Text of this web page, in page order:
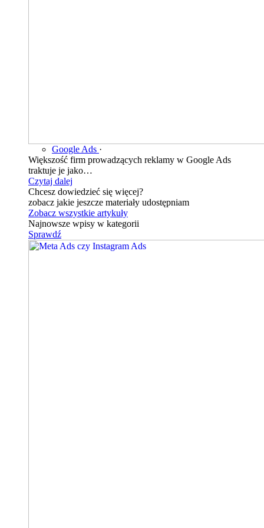
Google Ads ·
Większość firm prowadzących reklamy w Google Ads
traktuje je jako…
Czytaj dalej
Chcesz dowiedzieć się więcej?
zobacz jakie jeszcze materiały udostępniam
Zobacz wszystkie artykuły
Najnowsze wpisy w kategorii
Sprawdź